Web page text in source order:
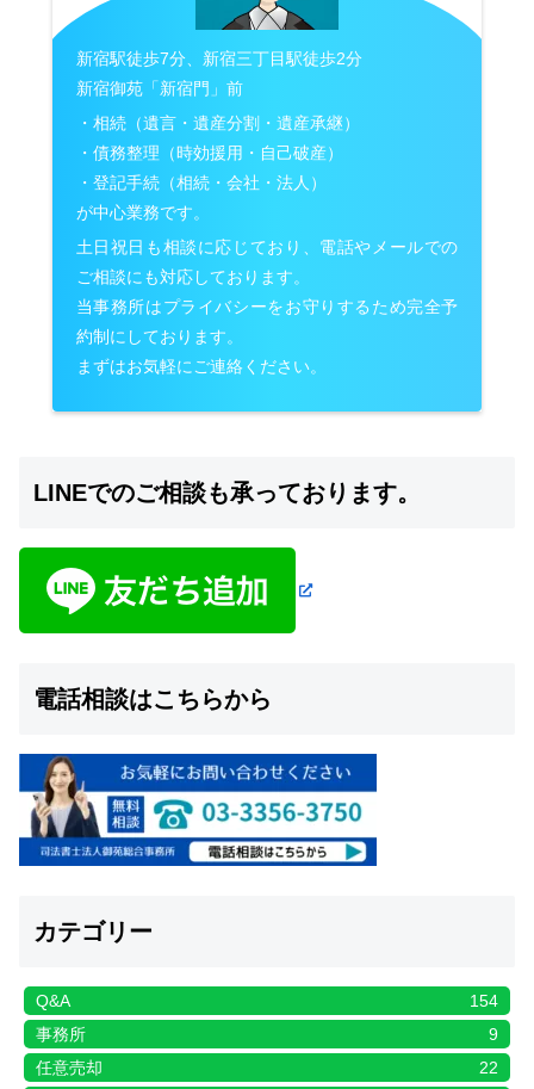
新宿駅徒歩7分、新宿三丁目駅徒歩2分
新宿御苑「新宿門」前
・相続（遺言・遺産分割・遺産承継）
・債務整理（時効援用・自己破産）
・登記手続（相続・会社・法人）
が中心業務です。
土日祝日も相談に応じており、電話やメールでの
ご相談にも対応しております。
当事務所はプライバシーをお守りするため完全予
約制にしております。
まずはお気軽にご連絡ください。
LINEでのご相談も承っております。
電話相談はこちらから
カテゴリー
Q&A
154
事務所
9
任意売却
22